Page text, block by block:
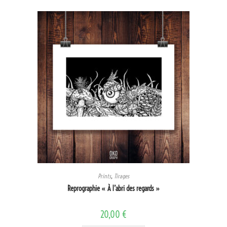
Prints, Tirages
Reprographie « À l’abri des regards »
20,00 €